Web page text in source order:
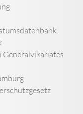
Generalvikariates